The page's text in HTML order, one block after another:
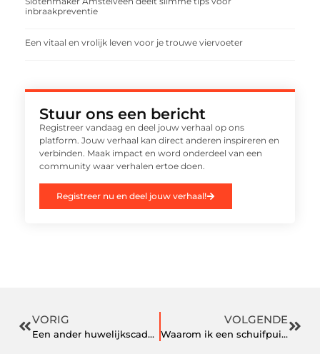
inbraakpreventie
Een vitaal en vrolijk leven voor je trouwe viervoeter
Stuur ons een bericht
Registreer vandaag en deel jouw verhaal op ons
platform. Jouw verhaal kan direct anderen inspireren en
verbinden. Maak impact en word onderdeel van een
community waar verhalen ertoe doen.
Registreer nu en deel jouw verhaal!
VORIG
Een ander huwelijkscadeau
VOLGENDE
Waarom ik een schuifpui heb!